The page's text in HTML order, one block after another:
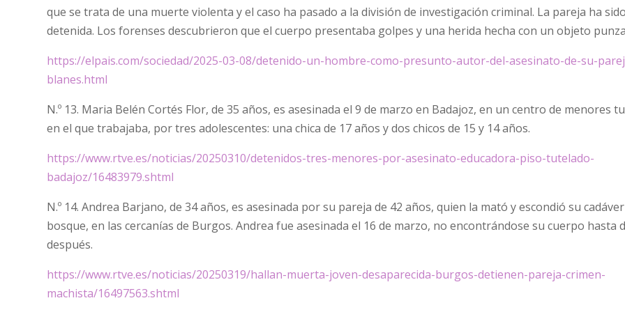
que se trata de una muerte violenta y el caso ha pasado a la división de investigación criminal. La pareja ha
detenida. Los forenses descubrieron que el cuerpo presentaba golpes y una herida hecha con un objeto
https://elpais.com/sociedad/2025-03-08/detenido-un-hombre-como-presunto-autor-del-asesinato-de-su-
blanes.html
N.º 13. Maria Belén Cortés Flor, de 35 años, es asesinada el 9 de marzo en Badajoz, en un centro de menores
en el que trabajaba, por tres adolescentes: una chica de 17 años y dos chicos de 15 y 14 años.
https://www.rtve.es/noticias/20250310/detenidos-tres-menores-por-asesinato-educadora-piso-tutelado-
badajoz/16483979.shtml
N.º 14. Andrea Barjano, de 34 años, es asesinada por su pareja de 42 años, quien la mató y escondió su
bosque, en las cercanías de Burgos. Andrea fue asesinada el 16 de marzo, no encontrándose su cuerpo hasta
después.
https://www.rtve.es/noticias/20250319/hallan-muerta-joven-desaparecida-burgos-detienen-pareja-crimen-
machista/16497563.shtml